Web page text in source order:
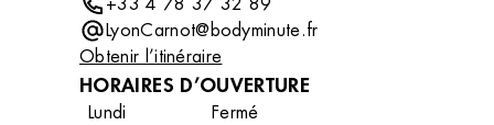
LyonCarnot@bodyminute.fr
Obtenir l’itinéraire
HORAIRES D’OUVERTURE
Lundi
Fermé